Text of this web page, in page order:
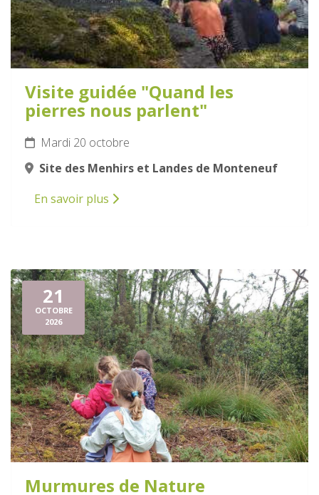
Visite guidée "Quand les
pierres nous parlent"
Mardi 20 octobre
Site des Menhirs et Landes de Monteneuf
En savoir plus
21
OCTOBRE
2026
Murmures de Nature